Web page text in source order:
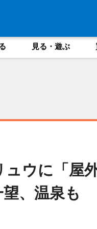
見る・遊ぶ
ュウに「屋
、温泉も